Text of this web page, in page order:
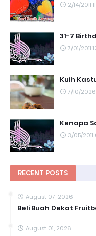
2/14/2011
31-7
7/01/2011
Kuih
7/10/
Kenapa
3/05/2011
RECENT POSTS
August 07, 2026
Beli Buah Dekat
August 01, 2026